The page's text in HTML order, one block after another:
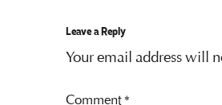
Leave a Reply
Your email address will
Comment*